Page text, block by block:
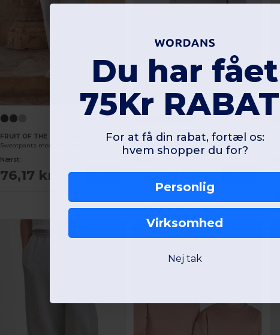
FRUIT OF THE LOOM SC4064
Sweatpants med lige ben
Nærst:
76,17 kr
Starworld SW230
HERRE QUARTER ZIP SWEATSHIRT
101,49 kr
Du har fået
75Kr
For at få din rabat, fortæl os:
hvem shopper du for?
Personlig
Virksomhed
Nej tak